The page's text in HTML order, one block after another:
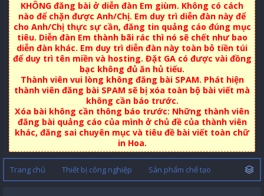
KHÔNG đăng bài ở diễn đàn Em giùm. Không có cách
nào để chặn được Anh/Chị. Em duy trì diễn đàn này để
cho Anh/Chị thực sự cần, đăng tin quảng cáo đúng mục
tiêu. Diễn đàn Em thành bãi rác thì nó sẽ chết như bao
diễn đàn khác. Em duy trì diễn đàn này toàn bỏ tiền túi
để duy trì tên miền và hosting. Đặt GA có được vài đồng
bạc không đủ ăn hủ tiếu.
Thành viên vui lòng không đăng bài SPAM. Phát hiện
thành viên đăng bài SPAM sẽ bị xóa toàn bộ bài viết mà
không cần báo trước.
Xóa bài không cần thông báo trước: Những thành viên
đăng bài quảng cáo của mình ở chủ đề của thành viên
khác, đăng sai chuyên mục và tiêu đề bài viết toàn chữ
in Hoa.
Trang chủ Thiết bị công nghiệp Sản phẩm chế tạo